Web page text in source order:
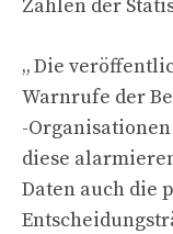
Zahlen der
„ Die
Warnrufe der
-
diese
Daten auch die